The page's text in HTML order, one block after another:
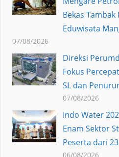
Bekas Tambak
Eduwisata
07/08/2026
Direksi
Fokus
SL dan
07/08/2026
Indo Water
Enam Sektor
Peserta dari
06/08/2026